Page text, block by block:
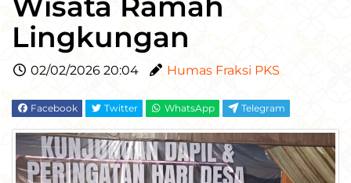
Lingkungan
02/02/2026 20:04 Humas Fraksi PKS
Facebook Twitter WhatsApp Telegram